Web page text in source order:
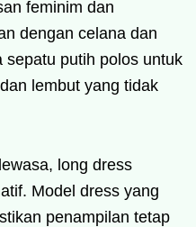
feminim dan
dengan celana dan
sepatu putih polos untuk
lembut yang tidak
long dress
Model dress yang
penampilan tetap